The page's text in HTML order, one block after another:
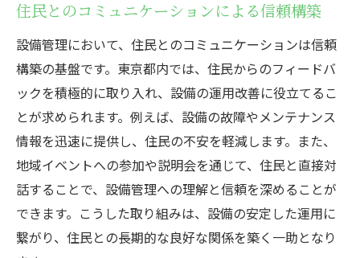
住民とのコミュニケーションによる信頼構築
設備管理において、住民とのコミュニケーションは信頼
構築の基盤です。東京都内では、住民からのフィードバ
ックを積極的に取り入れ、設備の運用改善に役立てるこ
とが求められます。例えば、設備の故障やメンテナンス
情報を迅速に提供し、住民の不安を軽減します。また、
地域イベントへの参加や説明会を通じて、住民と直接対
話することで、設備管理への理解と信頼を深めることが
できます。こうした取り組みは、設備の安定した運用に
繋がり、住民との長期的な良好な関係を築く一助となり